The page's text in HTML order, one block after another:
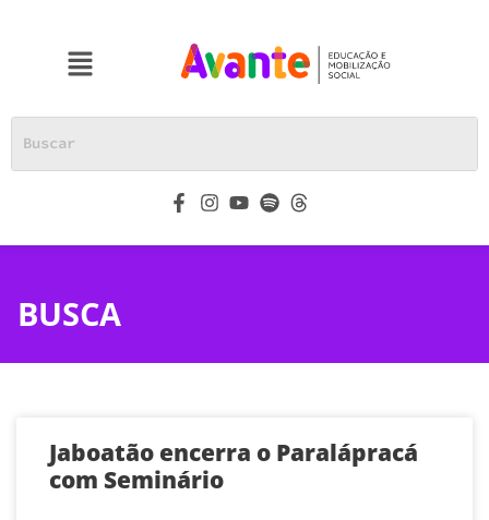
BUSCA
Jaboatão encerra o Paralápracá
com Seminário